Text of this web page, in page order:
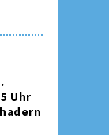
Uhr